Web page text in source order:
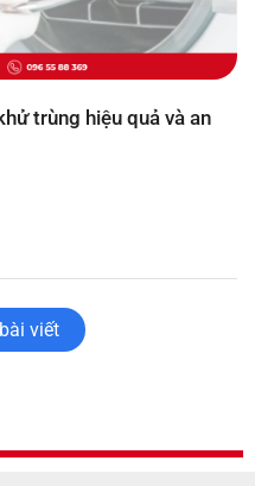
trùng hiệu quả và an
viết